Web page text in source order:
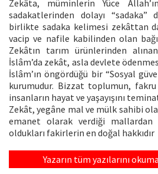
Zekâta, müminlerin Yüce
sadakatlerinden dolayı “sadaka”
birlikte sadaka kelimesi zekâttan
vacip ve nafile kabilinden olan
Zekâtın tarım ürünlerinden
İslâm’da zekât, asla devlete
İslâm’ın öngördüğü bir “Sosyal
kurumudur. Bizzat toplumun,
insanların hayat ve yaşayışını
Zekât, yegâne mal ve mülk sahibi
emanet olarak verdiği mallardan
oldukları fakirlerin en doğal hakkıdır
Yazarın tüm yazılarını